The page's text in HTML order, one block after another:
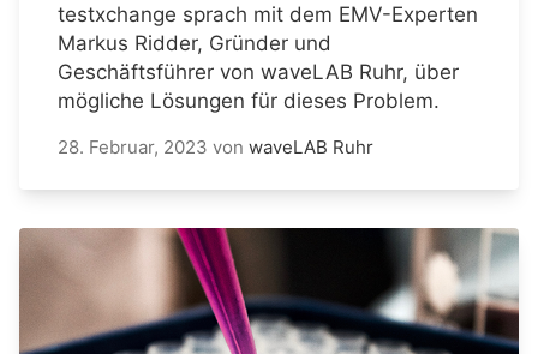
testxchange sprach mit dem EMV-Experten
Markus Ridder, Gründer und
Geschäftsführer von waveLAB Ruhr, über
mögliche Lösungen für dieses Problem.
28. Februar, 2023 von waveLAB Ruhr